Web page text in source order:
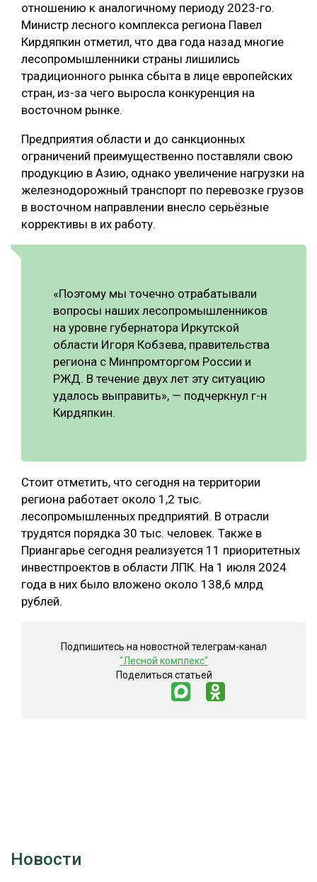
КОМПЛЕКСНАЯ ПЕРЕРАБОТКА
ЛЕСОПИЛЕНИЕ
ДЕРЕВЯННОЕ ДОМОСТРОЕНИЕ
БЕЗОПАСНОЕ ПРОИЗВОДСТВО
СУШКА ДРЕВЕСИНЫ
МЕБЕЛЬНОЕ ПРОИЗВОДСТВО
отношению к аналогичному периоду 2023-го.
Министр лесного комплекса региона Павел
Кирдяпкин отметил, что два года назад многие
лесопромышленники страны лишились
традиционного рынка сбыта в лице европейских
стран, из-за чего выросла конкуренция на
восточном рынке.
Предприятия области и до санкционных
ограничений преимущественно поставляли свою
продукцию в Азию, однако увеличение нагрузки на
железнодорожный транспорт по перевозке грузов
в восточном направлении внесло серьёзные
коррективы в их работу.
«Поэтому мы точечно отрабатывали
вопросы наших лесопромышленников
на уровне губернатора Иркутской
области Игоря Кобзева, правительства
региона с Минпромторгом России и
РЖД. В течение двух лет эту ситуацию
удалось выправить», — подчеркнул г-н
Кирдяпкин.
Стоит отметить, что сегодня на территории
региона работает около 1,2 тыс.
лесопромышленных предприятий. В отрасли
трудятся порядка 30 тыс. человек. Также в
Приангарье сегодня реализуется 11 приоритетных
инвестпроектов в области ЛПК. На 1 июля 2024
года в них было вложено около 138,6 млрд
рублей.
Подпишитесь на новостной телеграм-канал
"Лесной комплекс"
Поделиться статьей
Новости